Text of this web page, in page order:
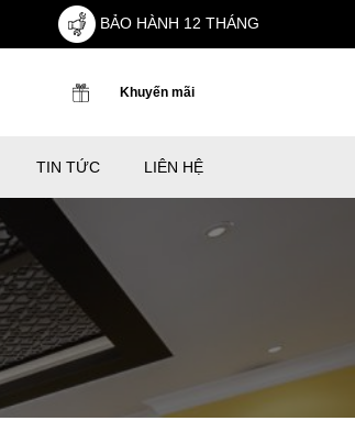
BẢO HÀNH 12 THÁNG
Khuyến mãi
TIN TỨC LIÊN HỆ